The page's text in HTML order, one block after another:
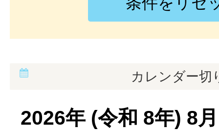
カレンダー切
2026年 (令和 8年) 8